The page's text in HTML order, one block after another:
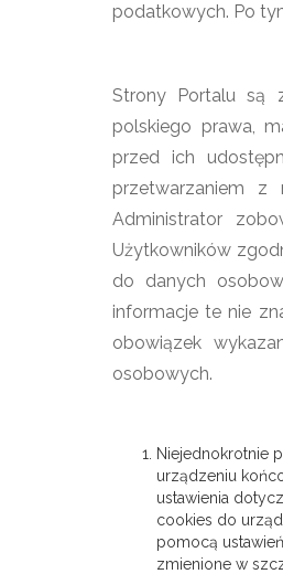
podatkowych. Po
Strony Portalu są
polskiego prawa,
przed ich
przetwarzaniem z
Administrator
Użytkowników
do danych
informacje te nie
obowiązek
osobowych.
Niejednokrotnie
urządzeniu
ustawienia
cookies do
pomocą
zmienione w